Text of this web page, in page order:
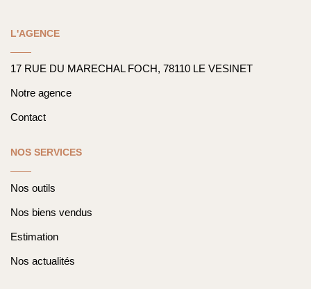
L'AGENCE
17 RUE DU MARECHAL FOCH, 78110 LE VESINET
Notre agence
Contact
NOS SERVICES
Nos outils
Nos biens vendus
Estimation
Nos actualités